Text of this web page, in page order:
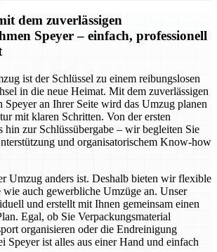
dem zuverlässigen
Speyer – einfach, professionell
ist der Schlüssel zu einem reibungslosen
in die neue Heimat. Mit dem zuverlässigen
Speyer an Ihrer Seite wird das Umzug planen
mit klaren Schritten. Von der ersten
hin zur Schlüssübergabe – wir begleiten Sie
und organisatorischem Know-how
Umzug anders ist. Deshalb bieten wir flexible
auch gewerbliche Umzüge an. Unser
und erstellt mit Ihnen gemeinsam einen
Egal, ob Sie Verpackungsmaterial
organisieren oder die Endreinigung
Speyer ist alles aus einer Hand und einfach